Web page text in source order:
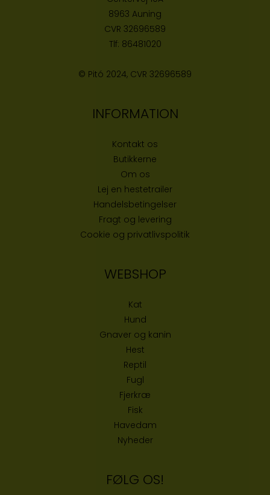
8963 Auning
CVR 32696589
Tlf: 86481020
© Pitó 2024, CVR 32696589
INFORMATION
Kontakt os
Butikkerne
Om os
Lej en hestetrailer
Handelsbetingelser
Fragt og levering
Cookie og privatlivspolitik
WEBSHOP
Kat
Hund
Gnaver og kanin
Hest
Reptil
Fugl
Fjerkræ
Fisk
Havedam
Nyheder
FØLG OS!